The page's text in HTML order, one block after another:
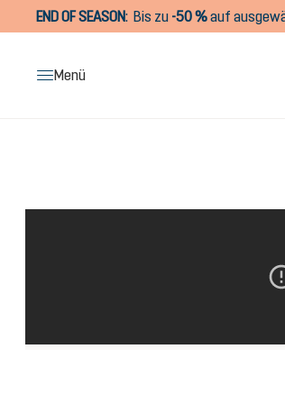
Zur Hauptnavigation springen
END OF SEASON: Bis zu -50 %auf
Menü